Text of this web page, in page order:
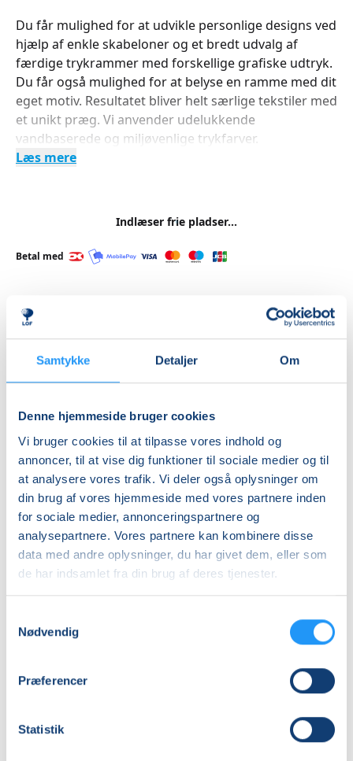
Samtykke Detaljer Om
Denne hjemmeside bruger cookies
Vi bruger cookies til at tilpasse vores indhold og
annoncer, til at vise dig funktioner til sociale medier og til
at analysere vores trafik. Vi deler også oplysninger om
din brug af vores hjemmeside med vores partnere inden
for sociale medier, annonceringspartnere og
analysepartnere. Vores partnere kan kombinere disse
data med andre oplysninger, du har givet dem, eller som
de har indsamlet fra din brug af deres tjenester.
Nødvendig
Præferencer
Statistik
Du får mulighed for at udvikle personlige designs ved
hjælp af enkle skabeloner og et bredt udvalg af
færdige trykrammer med forskellige grafiske udtryk.
Du får også mulighed for at belyse en ramme med dit
eget motiv. Resultatet bliver helt særlige tekstiler med
et unikt præg. Vi anvender udelukkende
vandbaserede og miljøvenlige trykfarver.
Læs mere
Indlæser frie pladser...
Betal med
Priser
Almen
Info
Nummer
462365
Første mødegang
lørdag 31.10.2026, kl. 10.00 - 15.00
Sidste mødegang
2mødegange
Kulturkasernen, Kasernevej 43, 4300
Se på kort